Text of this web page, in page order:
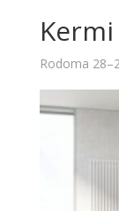
Kermi
Rodoma